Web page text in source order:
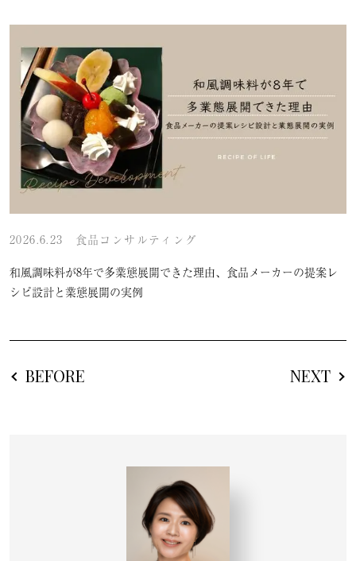
2026.6.23 食品コンサルティング
和風調味料が8年で多業態展開できた理由、食品メーカーの提案レ
シピ設計と業態展開の実例
BEFORE NEXT